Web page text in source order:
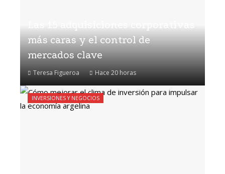
más caras y el control de
mercados clave
Teresa Figueroa Hace 20 horas
INVERSIONES Y NEGOCIOS